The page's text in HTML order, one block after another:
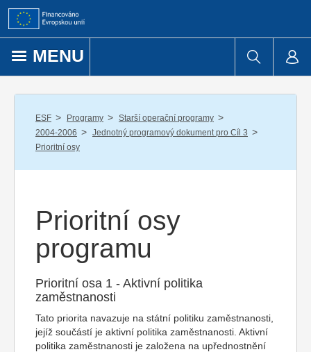
Přejít k obsahu
MENU
ESF / Programy / Starší operační programy /
2004-2006 / Jednotný programový dokument pro Cíl 3 /
Prioritní osy
Prioritní osy
programu
Prioritní osa 1 - Aktivní politika
zaměstnanosti
Tato priorita navazuje na státní politiku zaměstnanosti,
jejíž součástí je aktivní politika zaměstnanosti. Aktivní
politika zaměstnanosti je založena na upřednostnění